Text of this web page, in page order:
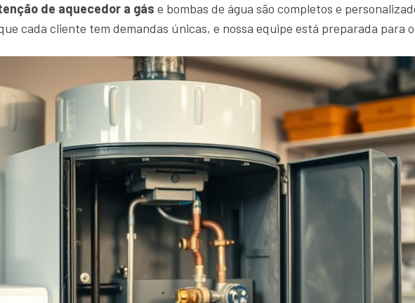
de aquecedor a gás e bombas de água são completos e
cada cliente tem demandas únicas, e nossa equipe está preparada para